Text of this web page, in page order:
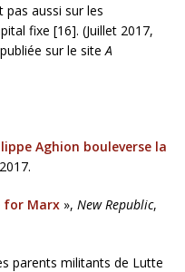
aussi sur les
fixe [16]. (Juillet 2017,
sur le site A
Aghion bouleverse la
for Marx », New Republic,
parents militants de Lutte